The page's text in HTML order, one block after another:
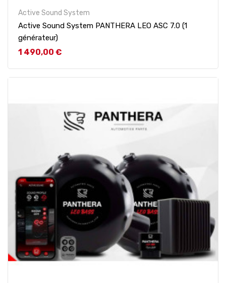
Active Sound System
Active Sound System PANTHERA LEO ASC 7.0 (1
générateur)
Prix
1 490,00 €